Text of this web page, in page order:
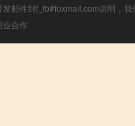
邮件到f_fb#foxmail.com说明，
合作